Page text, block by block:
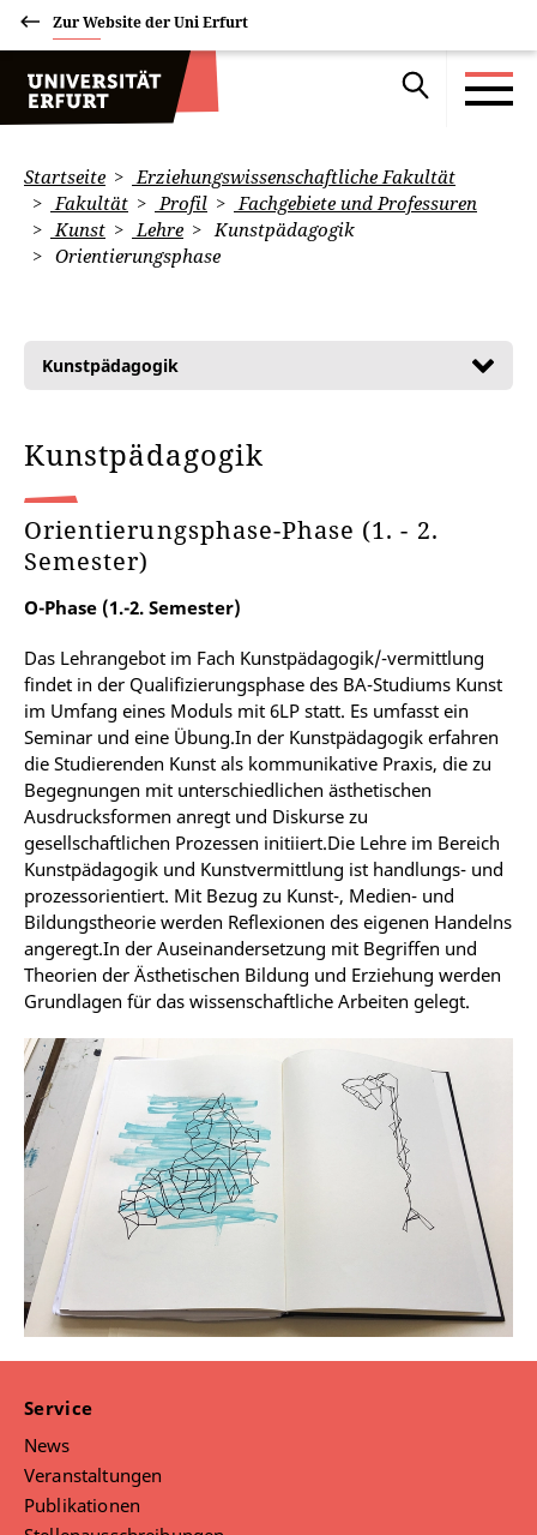
Zur Website der Uni Erfurt
Startseite
Erziehungswissenschaftliche Fakultät
Fakultät
Profil
Fachgebiete und Professuren
Kunst
Lehre
Kunstpädagogik
Orientierungsphase
Kunstpädagogik
Kunstpädagogik
Orientierungsphase-Phase (1. - 2.
Semester)
O-Phase (1.-2. Semester)
Das Lehrangebot im Fach Kunstpädagogik/-vermittlung
findet in der Qualifizierungsphase des BA-Studiums Kunst
im Umfang eines Moduls mit 6LP statt. Es umfasst ein
Seminar und eine Übung.In der Kunstpädagogik erfahren
die Studierenden Kunst als kommunikative Praxis, die zu
Begegnungen mit unterschiedlichen ästhetischen
Ausdrucksformen anregt und Diskurse zu
gesellschaftlichen Prozessen initiiert.Die Lehre im Bereich
Kunstpädagogik und Kunstvermittlung ist handlungs- und
prozessorientiert. Mit Bezug zu Kunst-, Medien- und
Bildungstheorie werden Reflexionen des eigenen Handelns
angeregt.In der Auseinandersetzung mit Begriffen und
Theorien der Ästhetischen Bildung und Erziehung werden
Grundlagen für das wissenschaftliche Arbeiten gelegt.
Service
News
Veranstaltungen
Publikationen